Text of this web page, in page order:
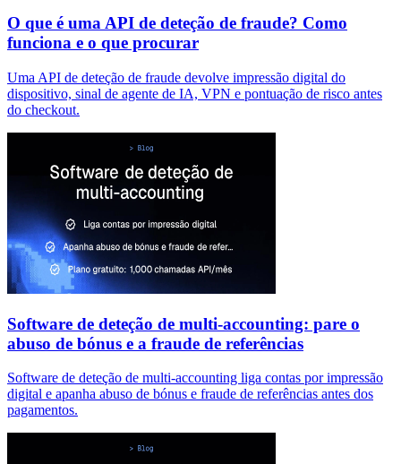
O que é uma API de deteção de fraude? Como
funciona e o que procurar
Uma API de deteção de fraude devolve impressão digital do
dispositivo, sinal de agente de IA, VPN e pontuação de risco antes
do checkout.
Software de deteção de multi-accounting: pare o
abuso de bónus e a fraude de referências
Software de deteção de multi-accounting liga contas por impressão
digital e apanha abuso de bónus e fraude de referências antes dos
pagamentos.